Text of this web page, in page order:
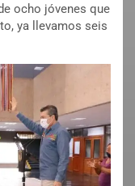
ocho jóvenes que
ya llevamos seis